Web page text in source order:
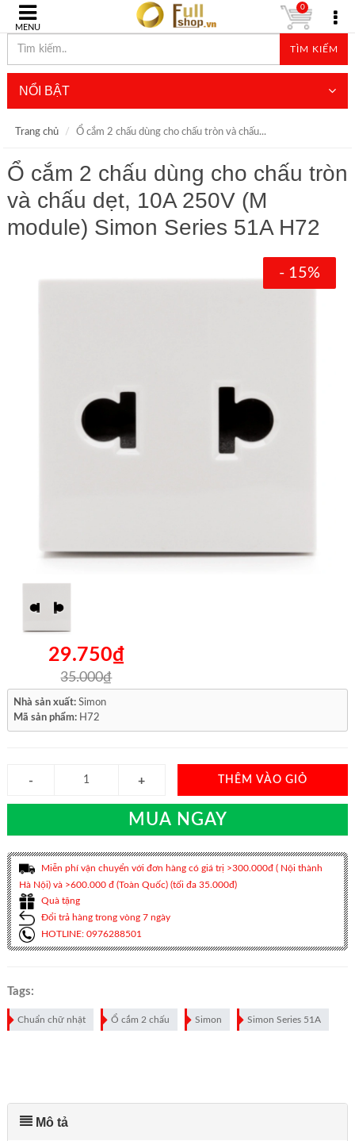
MENU
TÌM KIẾM
0
NỔI BẬT
Trang chủ Ổ cắm 2 chấu dùng cho chấu tròn và chấu...
Ổ cắm 2 chấu dùng cho chấu tròn
và chấu dẹt, 10A 250V (M
module) Simon Series 51A H72
- 15%
29.750₫
35.000₫
Nhà sản xuất: Simon
Mã sản phẩm: H72
THÊM VÀO GIỎ
MUA NGAY
Miễn phí vận chuyển với đơn hàng có giá trị >300.000đ ( Nội thành
Hà Nội) và >600.000 đ (Toàn Quốc) (tối đa 35.000đ)
Quà tặng
Đổi trả hàng trong vòng 7 ngày
HOTLINE: 0976288501
Tags:
Chuẩn chữ nhật Ổ cắm 2 chấu Simon Simon Series 51A
Mô tả